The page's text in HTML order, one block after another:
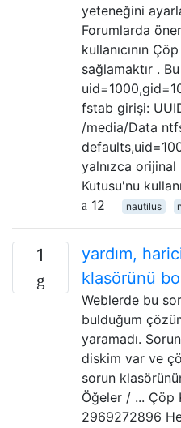
yeteneğini
Forumlarda
kullanıcının
sağlamaktır .
fstab girişi:
/media/Data
yalnızca orijinal
Kutusu'nu
12
nautilus
1
yardım,
klasörünü
Weblerde bu
bulduğum
yaramadı.
diskim var ve
sorun
Öğeler / ... Çöp
2969272896